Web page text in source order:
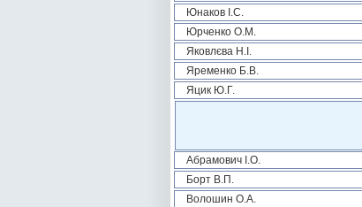
Юнаков І.С.
Юрченко О.М.
Яковлєва Н.І.
Яременко Б.В.
Яцик Ю.Г.
Абрамович І.О.
Борт В.П.
Волошин О.А.